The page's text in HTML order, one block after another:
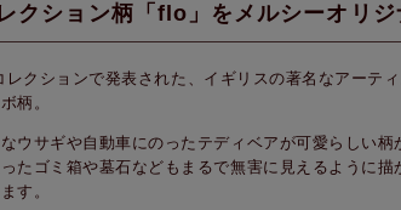
クション柄「flo」をメルシーオリジ
レクションで発表された、イギリスの著名なアーテ
柄。
ウサギや自動車にのったテディベアが可愛らしい
たゴミ箱や墓石などもまるで無害に見えるように
す。